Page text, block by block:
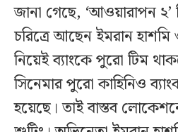
জানা গেছে, ‘আওয়ারাপন ২’
চরিত্রে আছেন ইমরান হাশমি
নিয়েই ব্যাংকে পুরো টিম
সিনেমার পুরো কাহিনিও
হয়েছে। তাই বাস্তব